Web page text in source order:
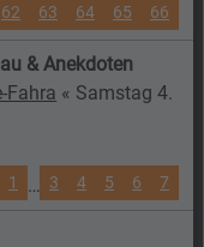
62 63 64 65 66
& Anekdoten
Fahra « Samstag 4.
1 … 3 4 5 6 7